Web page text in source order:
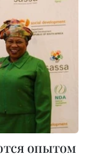
опытом